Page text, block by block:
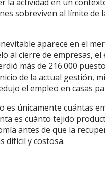
la actividad en un
sobreviven al límite de
aparece en el
al cierre de empresas, el
más de 216.000
de la actual gestión,
el empleo en casas
es únicamente cuántas
es cuánto tejido
antes de que la
difícil y costosa.